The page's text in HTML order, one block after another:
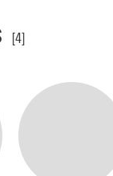
[4]